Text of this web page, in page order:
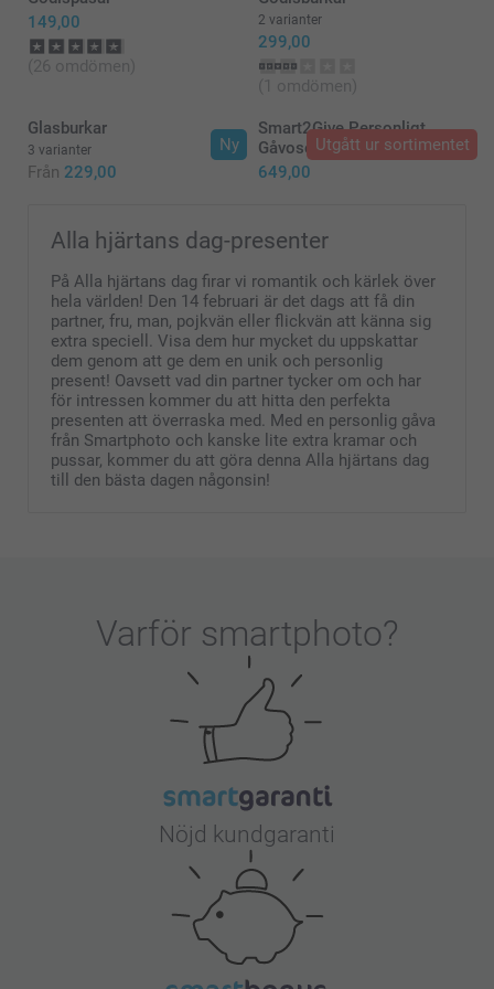
149,00
(26 omdömen)
2 varianter
299,00
(1 omdömen)
Ny
Glasburkar
3 varianter
Från 229,00
Utgått ur sortimentet
Smart2Give Personligt
Gåvoset Frukost
649,00
Alla hjärtans dag-presenter
På Alla hjärtans dag firar vi romantik och kärlek över
hela världen! Den 14 februari är det dags att få din
partner, fru, man, pojkvän eller flickvän att känna sig
extra speciell. Visa dem hur mycket du uppskattar
dem genom att ge dem en unik och personlig
present! Oavsett vad din partner tycker om och har
för intressen kommer du att hitta den perfekta
presenten att överraska med. Med en personlig gåva
från Smartphoto och kanske lite extra kramar och
pussar, kommer du att göra denna Alla hjärtans dag
till den bästa dagen någonsin!
Varför smartphoto?
Nöjd kundgaranti